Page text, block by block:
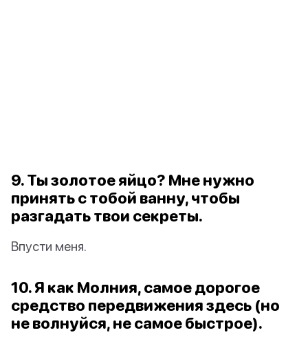
9. Ты золотое яйцо? Мне нужно
принять с тобой ванну, чтобы
разгадать твои секреты.
Впусти меня.
10. Я как Молния, самое дорогое
средство передвижения здесь (но
не волнуйся, не самое быстрое).